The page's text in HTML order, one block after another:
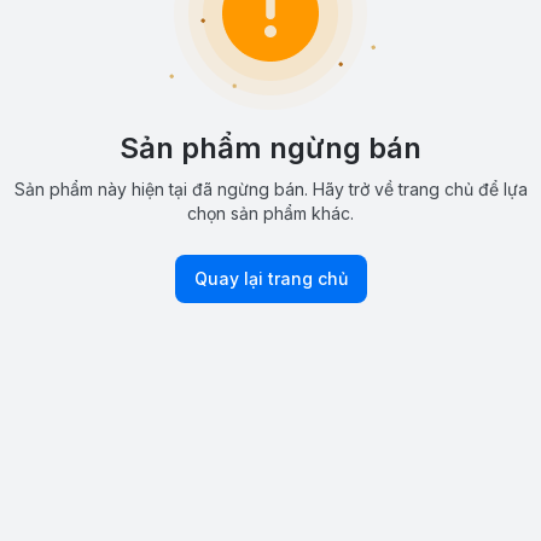
Sản phẩm ngừng bán
Sản phẩm này hiện tại đã ngừng bán. Hãy trở về trang chủ để lựa
chọn sản phẩm khác.
Quay lại trang chủ